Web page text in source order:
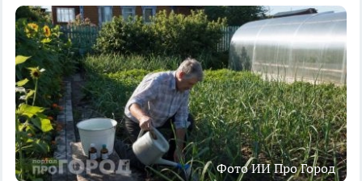
Фото ИИ Про Город